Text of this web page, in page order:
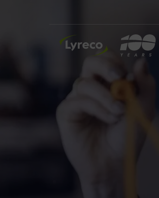
INSIDE LYRECO